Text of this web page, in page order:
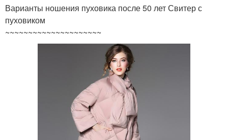
Варианты ношения пуховика после 50 лет Свитер с
пуховиком
~~~~~~~~~~~~~~~~~~~~~